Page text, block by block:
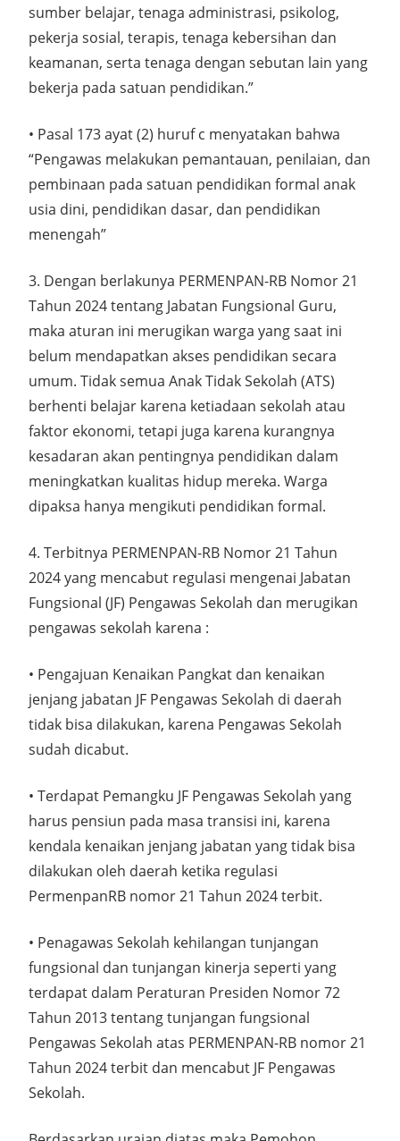
sumber belajar, tenaga administrasi, psikolog,
pekerja sosial, terapis, tenaga kebersihan dan
keamanan, serta tenaga dengan sebutan lain yang
bekerja pada satuan pendidikan.”
• Pasal 173 ayat (2) huruf c menyatakan bahwa
“Pengawas melakukan pemantauan, penilaian, dan
pembinaan pada satuan pendidikan formal anak
usia dini, pendidikan dasar, dan pendidikan
menengah”
3. Dengan berlakunya PERMENPAN-RB Nomor 21
Tahun 2024 tentang Jabatan Fungsional Guru,
maka aturan ini merugikan warga yang saat ini
belum mendapatkan akses pendidikan secara
umum. Tidak semua Anak Tidak Sekolah (ATS)
berhenti belajar karena ketiadaan sekolah atau
faktor ekonomi, tetapi juga karena kurangnya
kesadaran akan pentingnya pendidikan dalam
meningkatkan kualitas hidup mereka. Warga
dipaksa hanya mengikuti pendidikan formal.
4. Terbitnya PERMENPAN-RB Nomor 21 Tahun
2024 yang mencabut regulasi mengenai Jabatan
Fungsional (JF) Pengawas Sekolah dan merugikan
pengawas sekolah karena :
• Pengajuan Kenaikan Pangkat dan kenaikan
jenjang jabatan JF Pengawas Sekolah di daerah
tidak bisa dilakukan, karena Pengawas Sekolah
sudah dicabut.
• Terdapat Pemangku JF Pengawas Sekolah yang
harus pensiun pada masa transisi ini, karena
kendala kenaikan jenjang jabatan yang tidak bisa
dilakukan oleh daerah ketika regulasi
PermenpanRB nomor 21 Tahun 2024 terbit.
• Penagawas Sekolah kehilangan tunjangan
fungsional dan tunjangan kinerja seperti yang
terdapat dalam Peraturan Presiden Nomor 72
Tahun 2013 tentang tunjangan fungsional
Pengawas Sekolah atas PERMENPAN-RB nomor 21
Tahun 2024 terbit dan mencabut JF Pengawas
Sekolah.